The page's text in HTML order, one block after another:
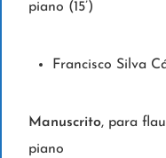
piano (15’)
Francisco Silva
Manuscrito, para
piano